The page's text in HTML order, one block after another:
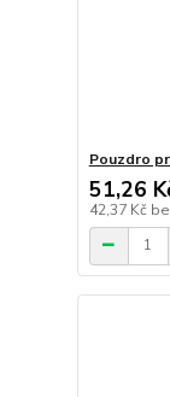
Pouzdro
51,26
42,37 Kč